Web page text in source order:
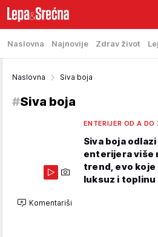
Naslovna Najnovije Zdrav život
Naslovna Siva boja
#Siva boja
ENTERIJER OD A DO
Siva boja
enterijera više
trend, evo
luksuz i toplinu
Komentariši